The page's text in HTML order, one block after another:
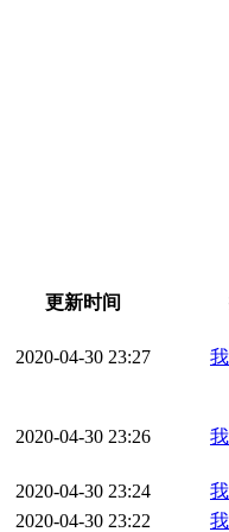
更新时间
2020-04-30 23:27
2020-04-30 23:26
2020-04-30 23:24
2020-04-30 23:22